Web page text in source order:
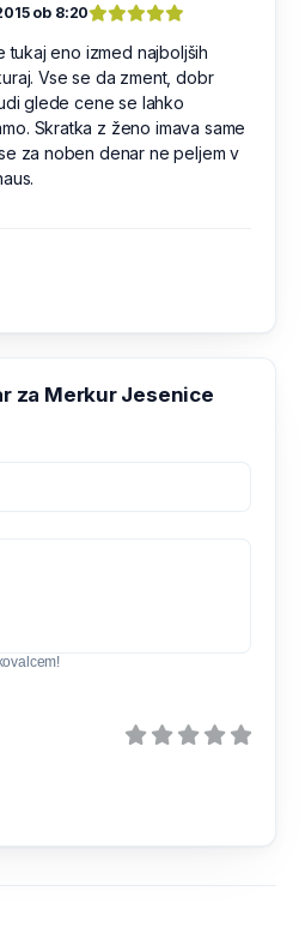
ob 8:20
tukaj eno izmed najboljših
Vse se da zment, dobr
glede cene se lahko
Skratka z ženo imava same
za noben denar ne peljem v
za Merkur Jesenice